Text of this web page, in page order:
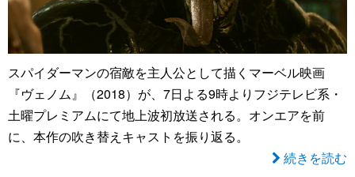
スパイダーマンの宿敵を主人公として描くマーベル映画
『ヴェノム』（2018）が、7日よる9時よりフジテレビ系・
土曜プレミアムにて地上波初放送される。オンエアを前
に、本作の吹き替えキャストを振り返る。
続きを読む